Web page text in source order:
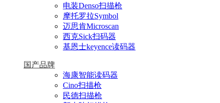
电装Denso扫描枪
摩托罗拉Symbol
迈思肯Microscan
西克Sick扫码器
基恩士keyence读码器
国产品牌
海康智能读码器
Cino扫描枪
民德扫描枪